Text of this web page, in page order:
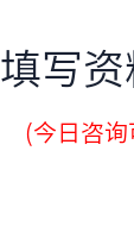
填写
(今日咨